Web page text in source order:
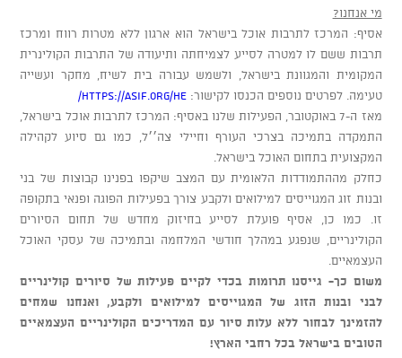
מי אנחנו?
אסיף: המרכז לתרבות אוכל בישראל הוא ארגון ללא מטרות רווח ומרכז
תרבות ששם לו למטרה לסייע לצמיחתה ותיעודה של התרבות הקולינרית
המקומית והמגוונת בישראל, ולשמש עבורה בית לשיח, מחקר ועשייה
טעימה. לפרטים נוספים הכנסו לקישור:https://asif.org/he/
מאז ה-7 באוקטובר, הפעילות שלנו באסיף: המרכז לתרבות אוכל בישראל,
התמקדה בתמיכה בצרכי העורף וחיילי צה׳׳ל, כמו גם סיוע לקהילה
המקצועית בתחום האוכל בישראל.
כחלק מההתמודדות הלאומית עם המצב שיקפו בפנינו קבוצות של בני
ובנות זוג המגוייסים למילואים ולקבע צורך בפעילות הפוגה ופנאי בתקופה
זו. כמו כן, אסיף פועלת לסייע בחיזוק מחדש של תחום הסיורים
הקולינריים, שנפגע במהלך חודשי המלחמה ובתמיכה של עסקי האוכל
העצמאיים.
משום כך- גייסנו תרומות בכדי לקיים פעילות של סיורים קולינריים
לבני ובנות הזוג של המגוייסים למילואים ולקבע, ואנחנו שמחים
להזמינך לבחור ללא עלות סיור עם המדריכים הקולינריים העצמאיים
הטובים בישראל בכל רחבי הארץ!